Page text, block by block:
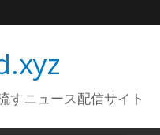
すニュース配信サイト